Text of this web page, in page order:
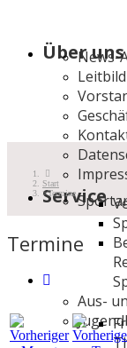
Über uns
News-
Leitbild
Service
Aus-
Start
Termine
Termine